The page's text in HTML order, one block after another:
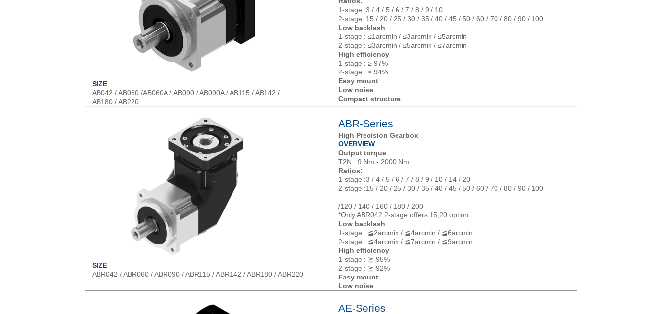
1-stage :3 / 4 / 5 / 6 / 7 / 8 / 9 / 10
2-stage :15 / 20 / 25 / 30 / 35 / 40 / 45 / 50 / 60 / 70 / 80 / 90 / 100
Low backlash
1-stage : ≤1arcmin / ≤3arcmin / ≤5arcmin
2-stage : ≤3arcmin / ≤5arcmin / ≤7arcmin
High efficiency
1-stage : ≥ 97%
2-stage : ≥ 94%
Easy mount
Low noise
Compact structure
SIZE
AB042 / AB060 /AB060A / AB090 / AB090A / AB115 / AB142 /
AB180 / AB220
ABR-Series
High Precision Gearbox
OVERVIEW
Output torque
T2N : 9 Nm - 2000 Nm
Ratios:
1-stage :3 / 4 / 5 / 6 / 7 / 8 / 9 / 10 / 14 / 20
2-stage :15 / 20 / 25 / 30 / 35 / 40 / 45 / 50 / 60 / 70 / 80 / 90 / 100
/120 / 140 / 160 / 180 / 200
*Only ABR042 2-stage offers 15,20 option
Low backlash
1-stage : ≦2arcmin / ≦4arcmin / ≦6arcmin
2-stage : ≦4arcmin / ≦7arcmin / ≦9arcmin
High efficiency
1-stage : ≧ 95%
2-stage : ≧ 92%
Easy mount
Low noise
SIZE
ABR042 / ABR060 / ABR090 / ABR115 / ABR142 / ABR180 / ABR220
AE-Series